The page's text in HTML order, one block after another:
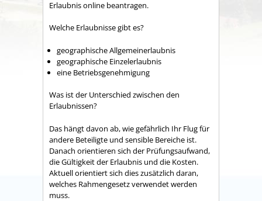
Erlaubnis online beantragen.
Welche Erlaubnisse gibt es?
geographische Allgemeinerlaubnis
geographische Einzelerlaubnis
eine Betriebsgenehmigung
Was ist der Unterschied zwischen den
Erlaubnissen?
Das hängt davon ab, wie gefährlich Ihr Flug für
andere Beteiligte und sensible Bereiche ist.
Danach orientieren sich der Prüfungsaufwand,
die Gültigkeit der Erlaubnis und die Kosten.
Aktuell orientiert sich dies zusätzlich daran,
welches Rahmengesetz verwendet werden
muss.